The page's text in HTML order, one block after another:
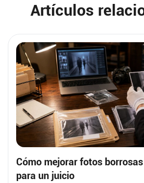
Artículos
Cómo mejorar fotos
para un juicio